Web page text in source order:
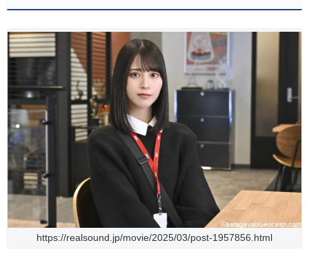
https://realsound.jp/movie/2025/03/post-1957856.html